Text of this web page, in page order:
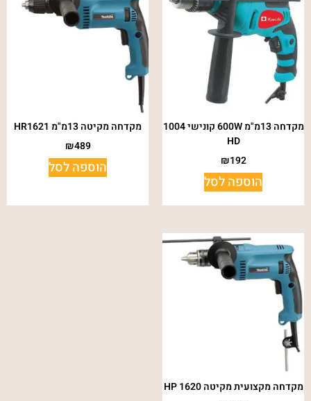
מקדחה 13מ"מ 600W קונישי 1004
HD
₪192
הוספה לסל
מקדחה מקיטה 13מ"מ HR1621
₪489
הוספה לסל
מקדחה מקצועית מקיטה HP 1620